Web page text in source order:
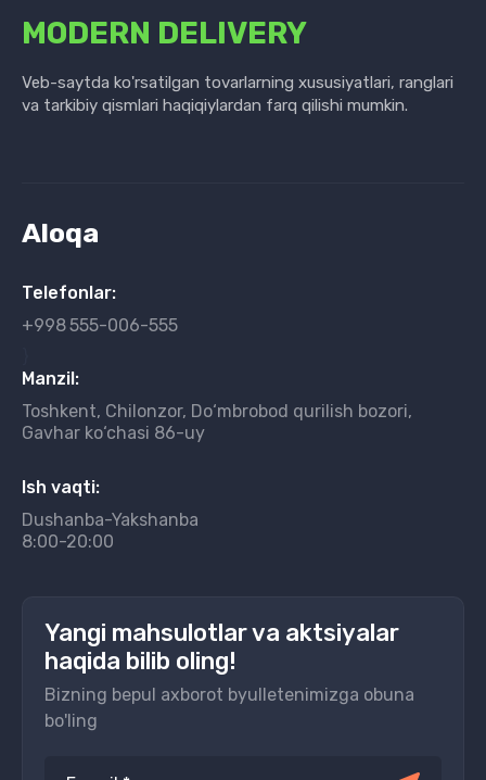
MODERN DELIVERY
Veb-saytda ko'rsatilgan tovarlarning xususiyatlari, ranglari
va tarkibiy qismlari haqiqiylardan farq qilishi mumkin.
Aloqa
Telefonlar:
+998555-006-555
Manzil:
Toshkent, Chilonzor, Do‘mbrobod qurilish bozori,
Gavhar ko‘chasi 86-uy
Ish vaqti:
Dushanba-Yakshanba
8:00-20:00
Yangi mahsulotlar va aktsiyalar
haqida bilib oling!
Bizning bepul axborot byulletenimizga obuna
bo'ling